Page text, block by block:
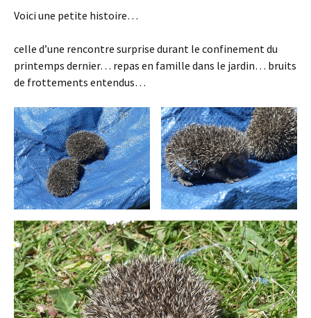
Voici une petite histoire…
celle d’une rencontre surprise durant le confinement du
printemps dernier… repas en famille dans le jardin… bruits
de frottements entendus…